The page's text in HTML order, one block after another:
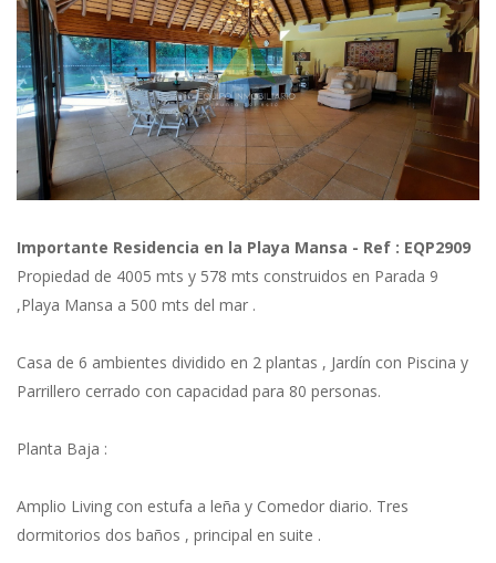
Importante Residencia en la Playa Mansa - Ref : EQP2909
Propiedad de 4005 mts y 578 mts construidos en Parada 9
,Playa Mansa a 500 mts del mar .
Casa de 6 ambientes dividido en 2 plantas , Jardín con Piscina y
Parrillero cerrado con capacidad para 80 personas.
Planta Baja :
Amplio Living con estufa a leña y Comedor diario. Tres
dormitorios dos baños , principal en suite .